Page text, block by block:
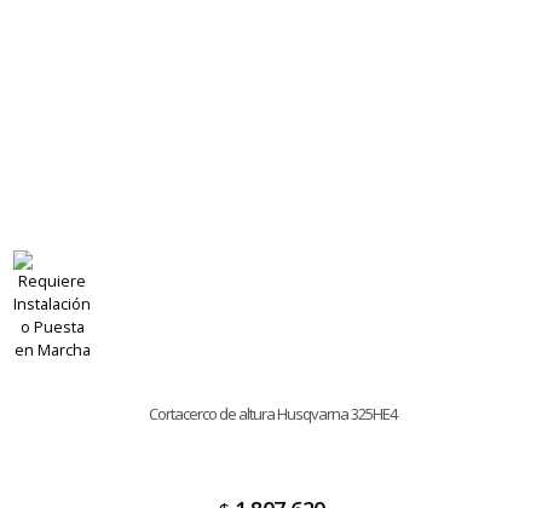
Cortacerco de altura Husqvarna 325HE4